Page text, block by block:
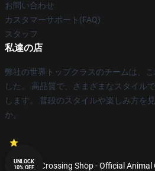
お問い合わせ
カスタマーサポート(FAQ)
スタッフ
私達の店
弊社の世界トップクラスのチームは、
した。 高品質で、さまざまなスタイル
します。 普段のスタイルや楽しみ方を
か。
© Animal Crossing Shop - Official
UNLOCK
10% OFF